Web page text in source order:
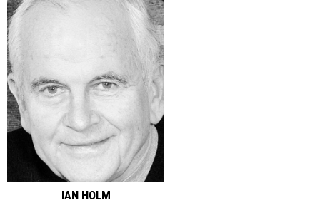
IAN HOLM